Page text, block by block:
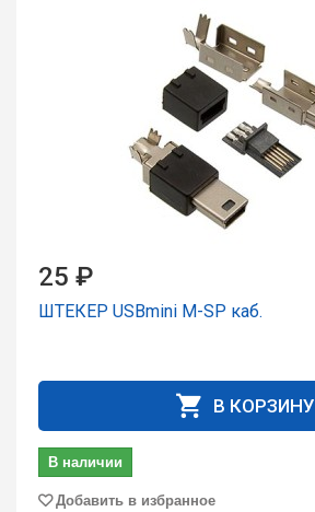
25 ₽
ШТЕКЕР USBmini M-SP каб.
В КОРЗИНУ
В наличии
Добавить в избранное